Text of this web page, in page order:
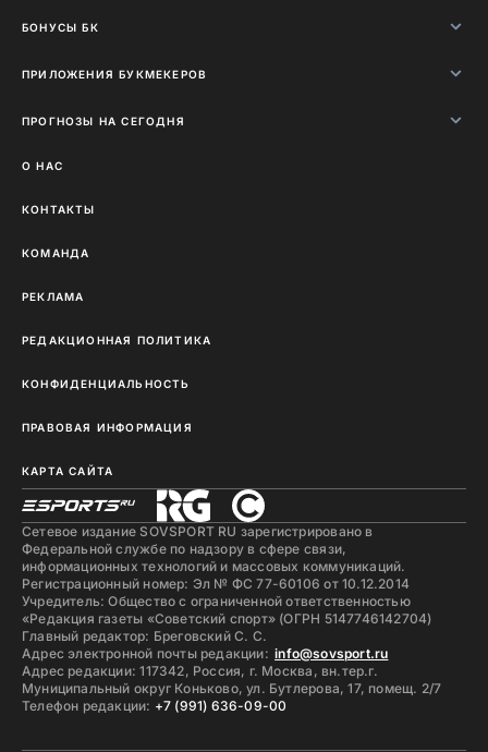
БОНУСЫ БК
ПРИЛОЖЕНИЯ БУКМЕКЕРОВ
ПРОГНОЗЫ НА СЕГОДНЯ
О НАС
КОНТАКТЫ
КОМАНДА
РЕКЛАМА
РЕДАКЦИОННАЯ ПОЛИТИКА
КОНФИДЕНЦИАЛЬНОСТЬ
ПРАВОВАЯ ИНФОРМАЦИЯ
КАРТА САЙТА
Сетевое издание SOVSPORT RU зарегистрировано в
Федеральной службе по надзору в сфере связи,
информационных технологий и массовых коммуникаций.
Регистрационный номер: Эл № ФС 77-60106 от 10.12.2014
Учредитель: Общество с ограниченной ответственностью
«Редакция газеты «Советский спорт» (ОГРН 5147746142704)
Главный редактор: Бреговский С. С.
Адрес электронной почты редакции: info@sovsport.ru
Адрес редакции: 117342, Россия, г. Москва, вн.тер.г.
Муниципальный округ Коньково, ул. Бутлерова, 17, помещ. 2/7
Телефон редакции: +7 (991) 636-09-00